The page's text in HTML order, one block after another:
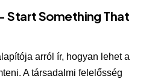
Start Something That
arról ír, hogyan lehet a
A társadalmi felelősség